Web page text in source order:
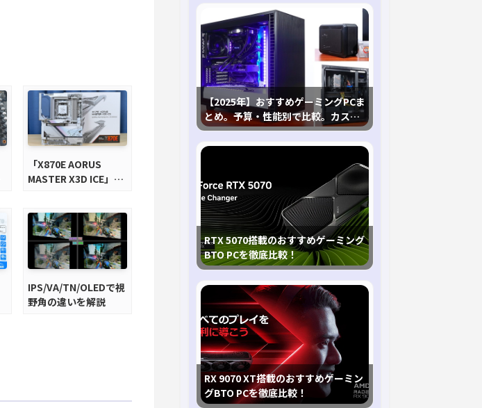
「X870E AORUS
MASTER X3D ICE」を
版X870Eマザーボード
を徹底検証
IPS/VA/TN/OLEDで視
野角の違いを解説
【2025年】おすすめゲーミングPCま
とめ。予算・性能別で比較。カスタ
マイズ指南も
RTX 5070搭載のおすすめゲーミング
BTO PCを徹底比較！
RX 9070 XT搭載のおすすめゲーミン
グBTO PCを徹底比較！